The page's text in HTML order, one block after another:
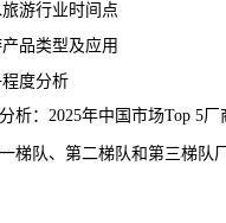
游行业时间点
品类型及应用
度分析
2025年中国市场Top 5厂
、第二梯队和第三梯队厂